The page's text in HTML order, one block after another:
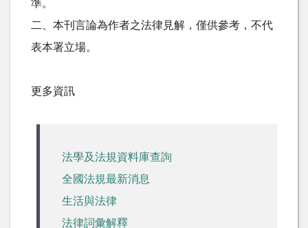
準。
二、本刊言論為作者之法律見解，僅供參考，不代
表本署立場。
更多資訊
法學及法規資料庫查詢
全國法規最新消息
生活與法律
法律詞彙解釋